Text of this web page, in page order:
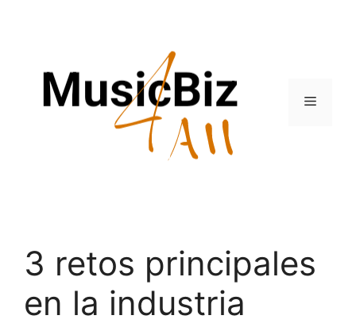
Menu
3 retos principales
en la industria